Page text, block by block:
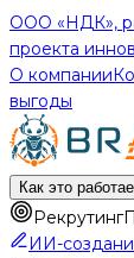
ООО «НДК»,
проекта
О компании
выгоды
Как это
Рекрутинг
ИИ-